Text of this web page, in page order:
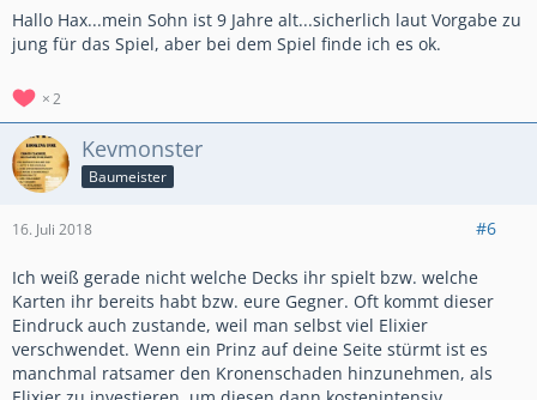
Hallo Hax...mein Sohn ist 9 Jahre alt...sicherlich laut Vorgabe zu
jung für das Spiel, aber bei dem Spiel finde ich es ok.
2
Kevmonster
Baumeister
16. Juli 2018 #6
Ich weiß gerade nicht welche Decks ihr spielt bzw. welche
Karten ihr bereits habt bzw. eure Gegner. Oft kommt dieser
Eindruck auch zustande, weil man selbst viel Elixier
verschwendet. Wenn ein Prinz auf deine Seite stürmt ist es
manchmal ratsamer den Kronenschaden hinzunehmen, als